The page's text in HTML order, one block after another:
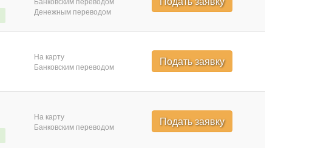
Денежным переводом
На карту
Банковским переводом
Подать заявку
На карту
Банковским переводом
Подать заявку